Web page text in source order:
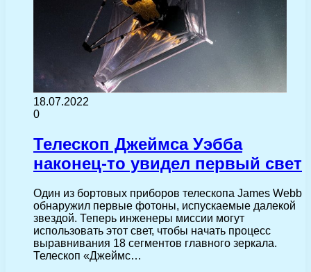
18.07.2022
0
Телескоп Джеймса Уэбба
наконец-то увидел первый свет
Один из бортовых приборов телескопа James Webb
обнаружил первые фотоны, испускаемые далекой
звездой. Теперь инженеры миссии могут
использовать этот свет, чтобы начать процесс
выравнивания 18 сегментов главного зеркала.
Телескоп «Джеймс…